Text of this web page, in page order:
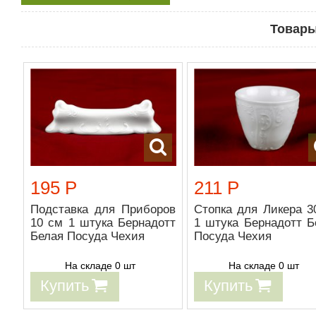
195 Р
Подставка для Приборов
10 см 1 штука Бернадотт
Белая Посуда Чехия
На складе 0 шт
Купить
211 Р
Стопка для Ликера
1 штука Бернадотт
Посуда Чехия
На складе 0 шт
Купить